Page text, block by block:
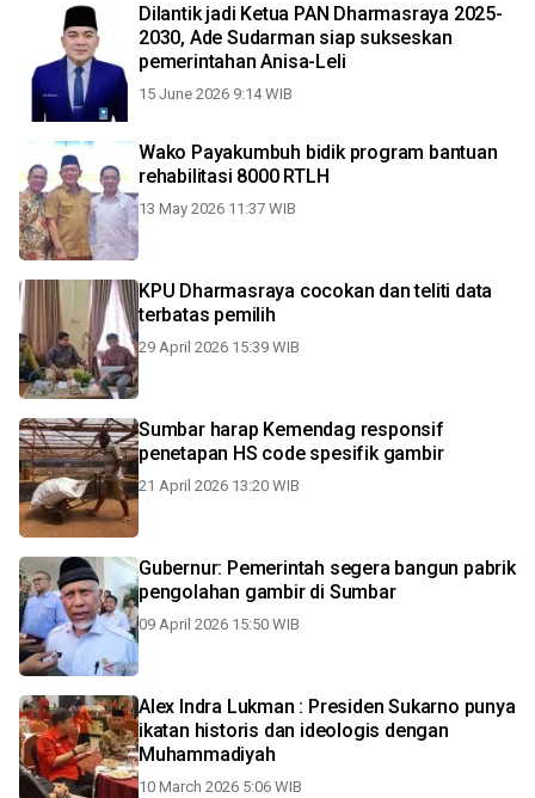
Dilantik jadi Ketua PAN Dharmasraya 2025-
2030, Ade Sudarman siap sukseskan
pemerintahan Anisa-Leli
15 June 2026 9:14 WIB
Wako Payakumbuh bidik program bantuan
rehabilitasi 8000 RTLH
13 May 2026 11:37 WIB
KPU Dharmasraya cocokan dan teliti data
terbatas pemilih
29 April 2026 15:39 WIB
Sumbar harap Kemendag responsif
penetapan HS code spesifik gambir
21 April 2026 13:20 WIB
Gubernur: Pemerintah segera bangun pabrik
pengolahan gambir di Sumbar
09 April 2026 15:50 WIB
Alex Indra Lukman : Presiden Sukarno punya
ikatan historis dan ideologis dengan
Muhammadiyah
10 March 2026 5:06 WIB